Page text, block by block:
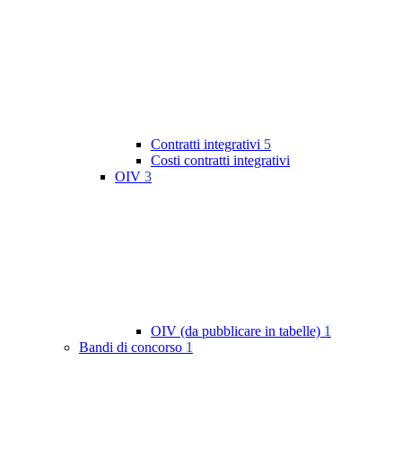
Contratti integrativi 5
Costi contratti integrativi
OIV 3
OIV (da pubblicare in tabelle) 1
Bandi di concorso 1